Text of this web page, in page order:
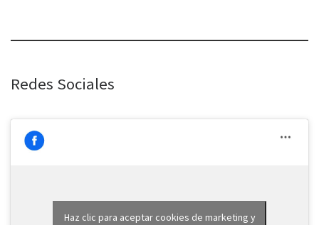
Redes Sociales
Haz clic para aceptar cookies de marketing y